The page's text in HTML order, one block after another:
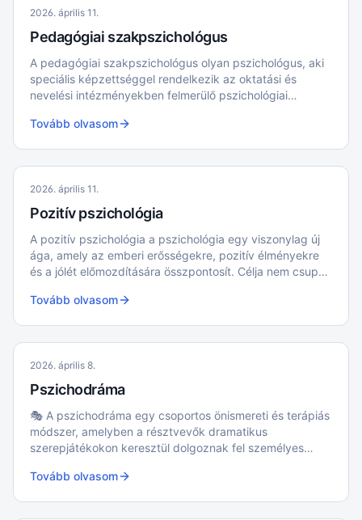
2026. április 11.
Pedagógiai szakpszichológus
A pedagógiai szakpszichológus olyan pszichológus, aki
speciális képzettséggel rendelkezik az oktatási és
nevelési intézményekben felmerülő pszichológiai
Tovább olvasom
2026. április 11.
Pozitív pszichológia
A pozitív pszichológia a pszichológia egy viszonylag új
ága, amely az emberi erősségekre, pozitív élményekre
és a jólét előmozdítására összpontosít. Célja nem csupán
teljesebbé tétele, az egyének és közösségek
Tovább olvasom
2026. április 8.
Pszichodráma
🎭 A pszichodráma egy csoportos önismereti és terápiás
módszer, amelyben a résztvevők dramatikus
szerepjátékokon keresztül dolgoznak fel személyes
eljátszanak különböző élethelyzeteket, ami segít
Tovább olvasom